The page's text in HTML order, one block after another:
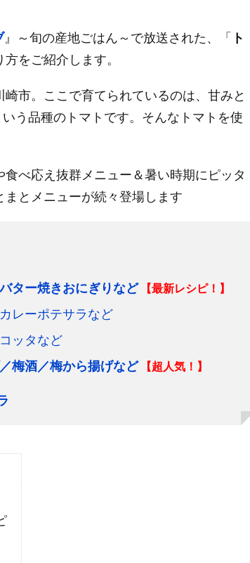
』～旬の産地ごはん～で放送された、「 ト
をご紹介します。
市。ここで育てられているのは、甘みと
う品種のトマトです。そんなトマトを使
べ応え抜群メニュー＆暑い時期にピッタ
とメニューが続々登場します
ター焼きおにぎりなど 【最新レシピ！】
レーポテサラなど
ッタなど
梅酒／梅から揚げなど
【超人気！】